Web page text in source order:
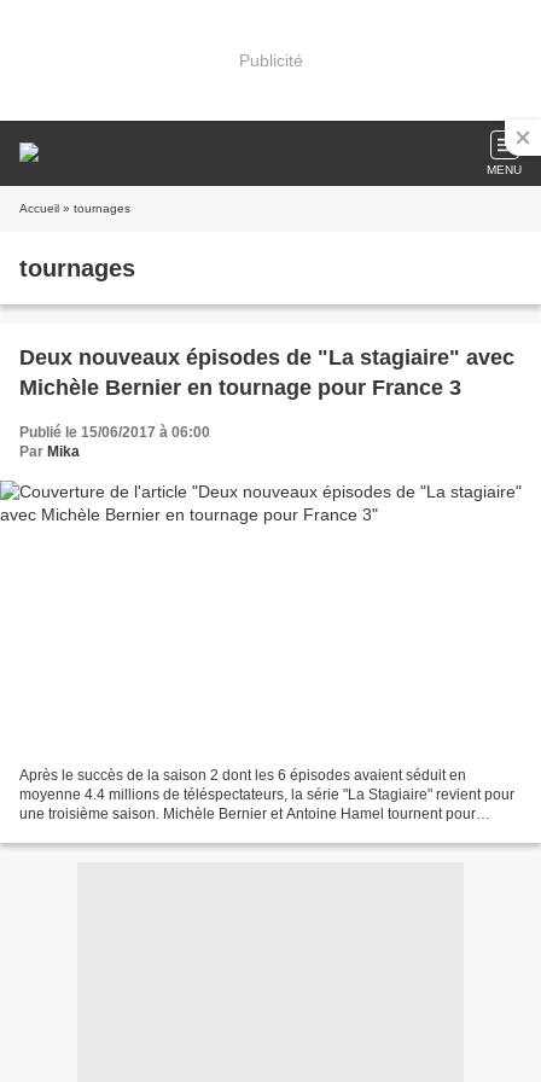
Publicité
MENU
Accueil » tournages
tournages
Deux nouveaux épisodes de "La stagiaire" avec
Michèle Bernier en tournage pour France 3
Publié le 15/06/2017 à 06:00
Par Mika
Après le succès de la saison 2 dont les 6 épisodes avaient séduit en
moyenne 4.4 millions de téléspectateurs, la série "La Stagiaire" revient pour
une troisième saison. Michèle Bernier et Antoine Hamel tournent pour